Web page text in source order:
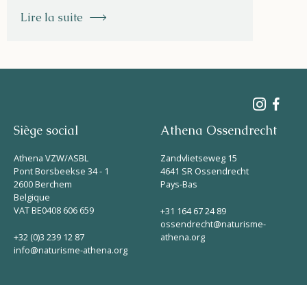
Lire la suite
Siège social
Athena VZW/ASBL
Pont Borsbeekse 34 - 1
2600 Berchem
Belgique
VAT BE0408 606 659
+32 (0)3 239 12 87
info@naturisme-athena.org
Athena Ossendrecht
Zandvlietseweg 15
4641 SR Ossendrecht
Pays-Bas
+31 164 67 24 89
ossendrecht@naturisme-
athena.org